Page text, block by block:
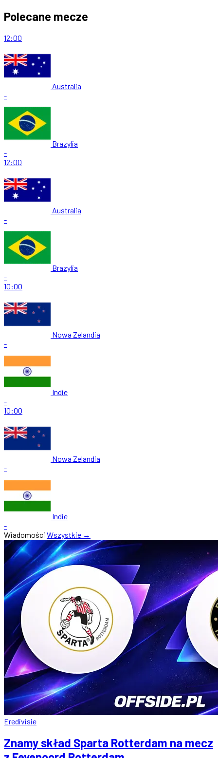
Polecane mecze
12:00
Australia
-
Brazylia
-
12:00
Australia
-
Brazylia
-
10:00
Nowa Zelandia
-
Indie
-
10:00
Nowa Zelandia
-
Indie
-
Wiadomości Wszystkie →
Eredivisie
Znamy skład Sparta Rotterdam na mecz